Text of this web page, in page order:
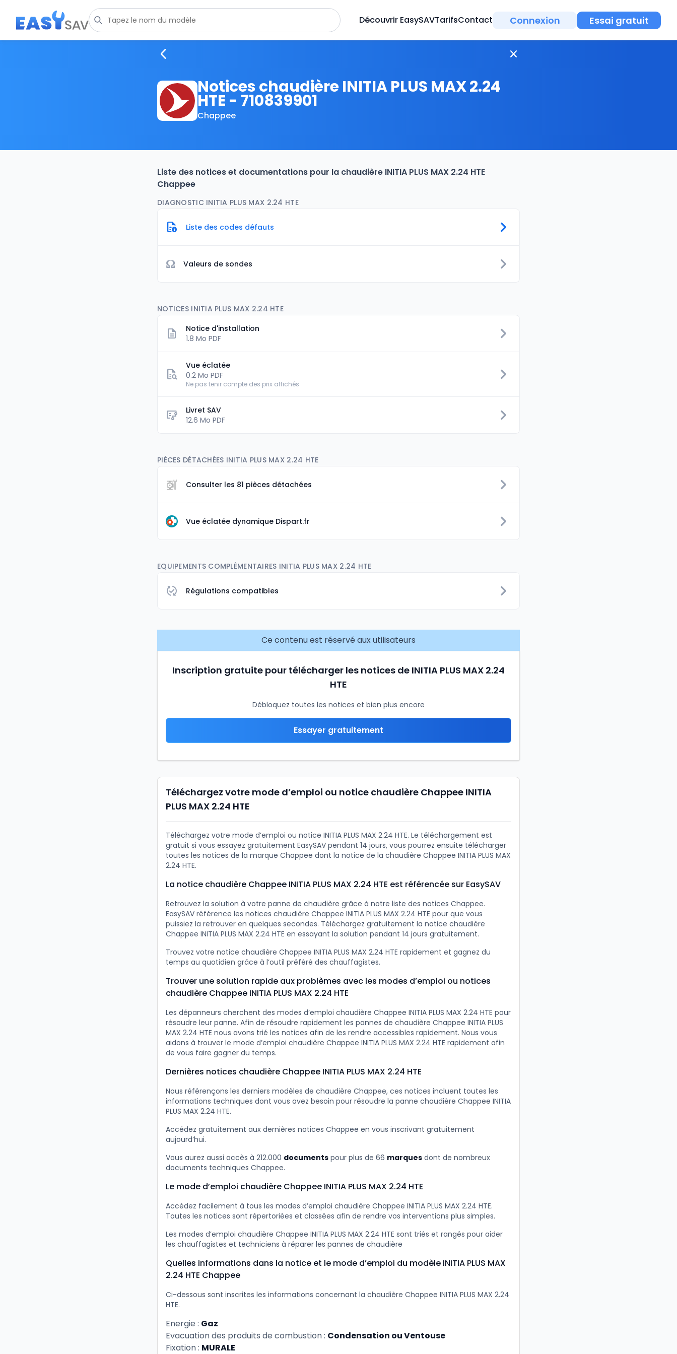
Découvrir EasySAVTarifsContact Connexion Essai gratuit
Notices chaudière INITIA PLUS MAX 2.24
HTE - 710839901
Chappee
Liste des notices et documentations pour la chaudière INITIA PLUS MAX 2.24 HTE
Chappee
DIAGNOSTIC INITIA PLUS MAX 2.24 HTE
Liste des codes défauts
Ω Valeurs de sondes
NOTICES INITIA PLUS MAX 2.24 HTE
Notice d'installation
1.8 Mo PDF
Vue éclatée
0.2 Mo PDF
Ne pas tenir compte des prix affichés
flowsheet
Livret SAV
12.6 Mo PDF
PIÈCES DÉTACHÉES INITIA PLUS MAX 2.24 HTE
Consulter les 81 pièces détachées
Vue éclatée dynamique Dispart.fr
EQUIPEMENTS COMPLÉMENTAIRES INITIA PLUS MAX 2.24 HTE
Régulations compatibles
Ce contenu est réservé aux utilisateurs
Inscription gratuite pour télécharger les notices de INITIA PLUS MAX 2.24
HTE
Débloquez toutes les notices et bien plus encore
Essayer gratuitement
Téléchargez votre mode d’emploi ou notice chaudière Chappee INITIA
PLUS MAX 2.24 HTE
Téléchargez votre mode d’emploi ou notice INITIA PLUS MAX 2.24 HTE. Le téléchargement est
gratuit si vous essayez gratuitement EasySAV pendant 14 jours, vous pourrez ensuite télécharger
toutes les notices de la marque Chappee dont la notice de la chaudière Chappee INITIA PLUS MAX
2.24 HTE.
La notice chaudière Chappee INITIA PLUS MAX 2.24 HTE est référencée sur EasySAV
Retrouvez la solution à votre panne de chaudière grâce à notre liste des notices Chappee.
EasySAV référence les notices chaudière Chappee INITIA PLUS MAX 2.24 HTE pour que vous
puissiez la retrouver en quelques secondes. Téléchargez gratuitement la notice chaudière
Chappee INITIA PLUS MAX 2.24 HTE en essayant la solution pendant 14 jours gratuitement.
Trouvez votre notice chaudière Chappee INITIA PLUS MAX 2.24 HTE rapidement et gagnez du
temps au quotidien grâce à l’outil préféré des chauffagistes.
Trouver une solution rapide aux problèmes avec les modes d’emploi ou notices
chaudière Chappee INITIA PLUS MAX 2.24 HTE
Les dépanneurs cherchent des modes d’emploi chaudière Chappee INITIA PLUS MAX 2.24 HTE pour
résoudre leur panne. Afin de résoudre rapidement les pannes de chaudière Chappee INITIA PLUS
MAX 2.24 HTE nous avons trié les notices afin de les rendre accessibles rapidement. Nous vous
aidons à trouver le mode d’emploi chaudière Chappee INITIA PLUS MAX 2.24 HTE rapidement afin
de vous faire gagner du temps.
Dernières notices chaudière Chappee INITIA PLUS MAX 2.24 HTE
Nous référençons les derniers modèles de chaudière Chappee, ces notices incluent toutes les
informations techniques dont vous avez besoin pour résoudre la panne chaudière Chappee INITIA
PLUS MAX 2.24 HTE.
Accédez gratuitement aux dernières notices Chappee en vous inscrivant gratuitement
aujourd’hui.
Vous aurez aussi accès à 212.000 documents pour plus de 66 marques dont de nombreux
documents techniques Chappee.
Le mode d’emploi chaudière Chappee INITIA PLUS MAX 2.24 HTE
Accédez facilement à tous les modes d’emploi chaudière Chappee INITIA PLUS MAX 2.24 HTE.
Toutes les notices sont répertoriées et classées afin de rendre vos interventions plus simples.
Les modes d’emploi chaudière Chappee INITIA PLUS MAX 2.24 HTE sont triés et rangés pour aider
les chauffagistes et techniciens à réparer les pannes de chaudière
Quelles informations dans la notice et le mode d’emploi du modèle INITIA PLUS MAX
2.24 HTE Chappee
Ci-dessous sont inscrites les informations concernant la chaudière Chappee INITIA PLUS MAX 2.24
HTE.
Energie : Gaz
Evacuation des produits de combustion : Condensation ou Ventouse
Fixation : MURALE